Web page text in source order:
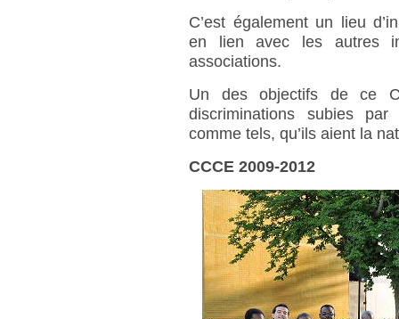
C’est également un lieu
en lien avec les autres
associations.
Un des objectifs de ce
discriminations subies
comme tels, qu’ils aient la
CCCE 2009-2012